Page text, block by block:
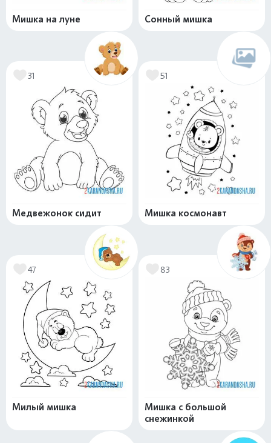
Мишка на луне Сонный мишка
31
Медвежонок сидит
51
Мишка космонавт
47
Милый мишка
83
Мишка с большой
снежинкой